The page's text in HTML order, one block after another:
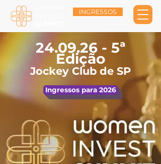
INGRESSOS
24.09.26 - 5ª
Edição
Jockey Club de SP
Ingressos para 2026